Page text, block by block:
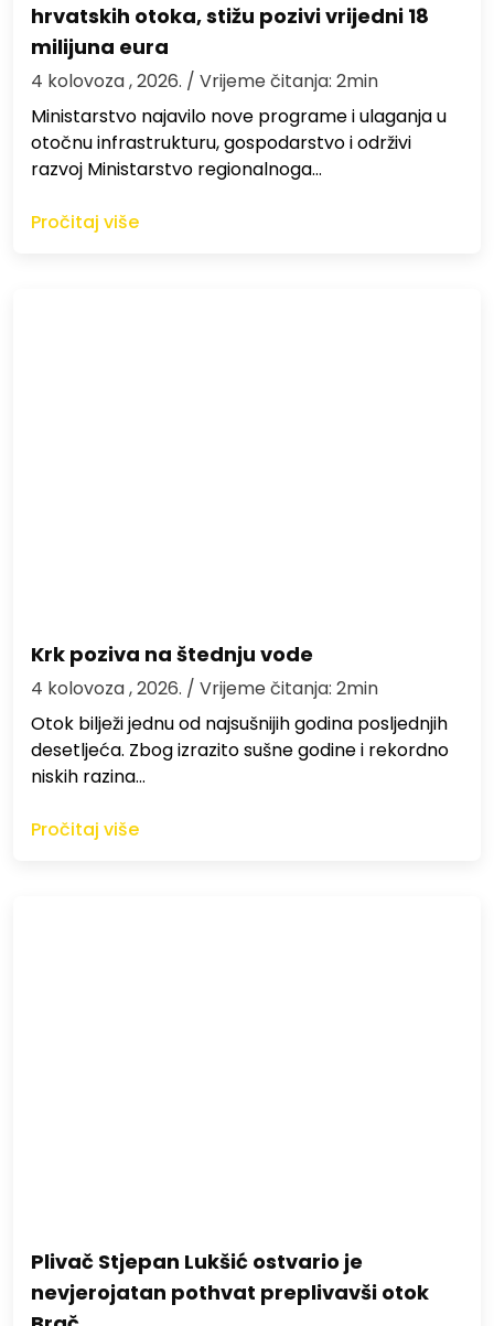
hrvatskih otoka, stižu pozivi vrijedni 18
milijuna eura
4 kolovoza , 2026. / Vrijeme čitanja: 2min
Ministarstvo najavilo nove programe i ulaganja u
otočnu infrastrukturu, gospodarstvo i održivi
razvoj Ministarstvo regionalnoga…
Pročitaj više
Krk poziva na štednju vode
4 kolovoza , 2026. / Vrijeme čitanja: 2min
Otok bilježi jednu od najsušnijih godina posljednjih
desetljeća. Zbog izrazito sušne godine i rekordno
niskih razina…
Pročitaj više
Plivač Stjepan Lukšić ostvario je
nevjerojatan pothvat preplivavši otok